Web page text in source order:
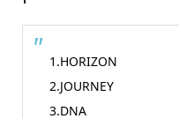
1.HORIZON
2.JOURNEY
3.DNA